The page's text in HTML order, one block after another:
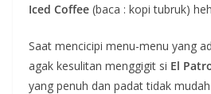
Iced Coffee (baca : kopi tubruk)
Saat mencicipi menu-menu yang
agak kesulitan menggigit si El
yang penuh dan padat tidak